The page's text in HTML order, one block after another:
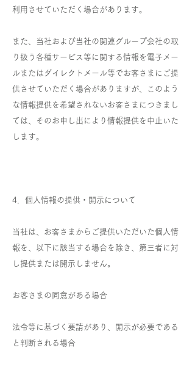
利用させていただく場合があります。
また、当社および当社の関連グループ会社の取
り扱う各種サービス等に関する情報を電子メー
ルまたはダイレクトメール等でお客さまにご提
供させていただく場合がありますが、このよう
な情報提供を希望されないお客さまにつきまし
ては、そのお申し出により情報提供を中止いた
します。
4．個人情報の提供・開示について
当社は、お客さまからご提供いただいた個人情
報を、以下に該当する場合を除き、第三者に対
し提供または開示しません。
お客さまの同意がある場合
法令等に基づく要請があり、開示が必要である
と判断される場合